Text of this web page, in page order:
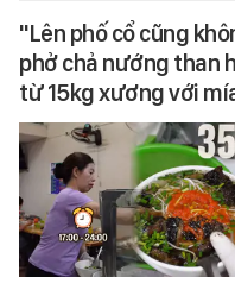
"Lên phố cổ cũng
phở chả nướng than
từ 15kg xương với